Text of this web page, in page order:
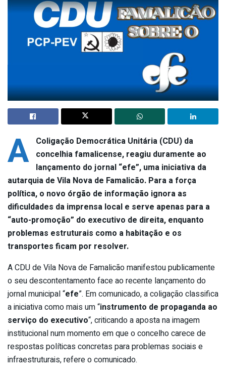
A Coligação Democrática Unitária (CDU) da
concelhia famalicense, reagiu duramente ao
lançamento do jornal “efe”, uma iniciativa da
autarquia de Vila Nova de Famalicão. Para a força
política, o novo órgão de informação ignora as
dificuldades da imprensa local e serve apenas para a
“auto-promoção” do executivo de direita, enquanto
problemas estruturais como a habitação e os
transportes ficam por resolver.
A CDU de Vila Nova de Famalicão manifestou publicamente
o seu descontentamento face ao recente lançamento do
jornal municipal “efe”. Em comunicado, a coligação classifica
a iniciativa como mais um “instrumento de propaganda ao
serviço do executivo“, criticando a aposta na imagem
institucional num momento em que o concelho carece de
respostas políticas concretas para problemas sociais e
infraestruturais, refere o comunicado.